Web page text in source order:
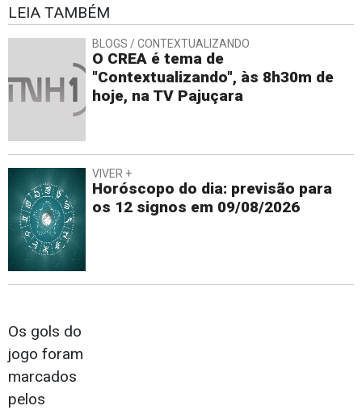
LEIA TAMBÉM
BLOGS / CONTEXTUALIZANDO
O CREA é tema de
"Contextualizando", às 8h30m de
hoje, na TV Pajuçara
VIVER +
Horóscopo do dia: previsão para
os 12 signos em 09/08/2026
Os gols do
jogo foram
marcados
pelos